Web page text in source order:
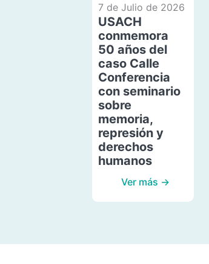
7 de Julio de 2026
USACH
conmemora
50 años del
caso Calle
Conferencia
con seminario
sobre
memoria,
represión y
derechos
humanos
Ver más →